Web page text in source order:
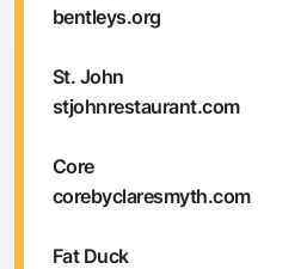
bentleys.org
St. John
stjohnrestaurant.com
Core
corebyclaresmyth.com
Fat Duck